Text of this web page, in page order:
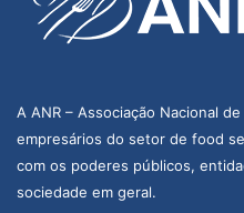
A ANR – Associação Nacional
empresários do setor de food
com os poderes públicos,
sociedade em geral.